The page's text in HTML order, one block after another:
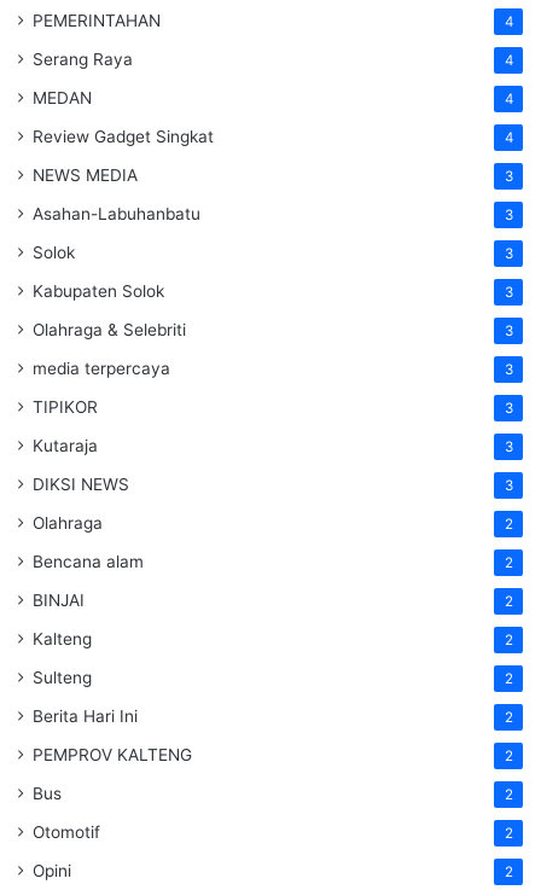
PEMERINTAHAN 4
Serang Raya 4
MEDAN 4
Review Gadget Singkat 4
NEWS MEDIA 3
Asahan-Labuhanbatu 3
Solok 3
Kabupaten Solok 3
Olahraga & Selebriti 3
media terpercaya 3
TIPIKOR 3
Kutaraja 3
DIKSI NEWS 3
Olahraga 2
Bencana alam 2
BINJAI 2
Kalteng 2
Sulteng 2
Berita Hari Ini 2
PEMPROV KALTENG 2
Bus 2
Otomotif 2
Opini 2